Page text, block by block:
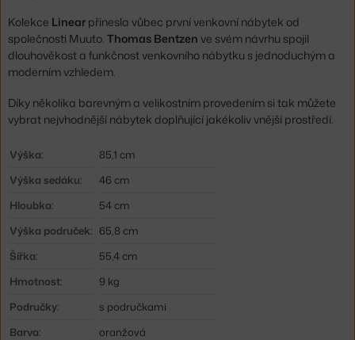
Kolekce Linear přinesla vůbec první venkovní nábytek od
společnosti Muuto. Thomas Bentzen ve svém návrhu spojil
dlouhověkost a funkčnost venkovního nábytku s jednoduchým a
moderním vzhledem.
Díky několika barevným a velikostním provedením si tak můžete
vybrat nejvhodnější nábytek doplňující jakékoliv vnější prostředí.
Výška:
85,1 cm
Výška sedáku:
46 cm
Hloubka:
54 cm
Výška područek: 65,8 cm
Šířka:
55,4 cm
Hmotnost:
9 kg
Područky:
s područkami
Barva:
oranžová